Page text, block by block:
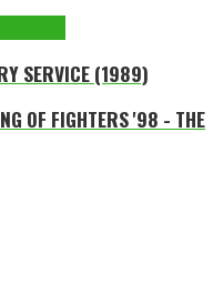
SERVICE (1989)
OF FIGHTERS '98 - THE